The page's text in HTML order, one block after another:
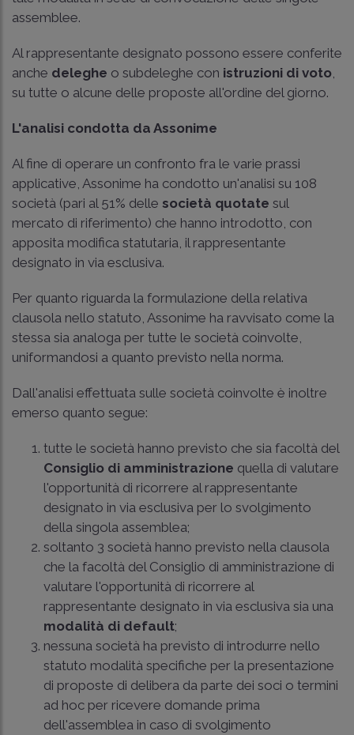
assemblee.
Al rappresentante designato possono essere conferite
anche deleghe o subdeleghe con istruzioni di voto
su tutte o alcune delle proposte all'ordine del giorno.
L'analisi condotta da Assonime
Al fine di operare un confronto fra le varie prassi
applicative, Assonime ha condotto un'analisi su 108
società (pari al 51% delle società quotate sul
mercato di riferimento) che hanno introdotto, con
apposita modifica statutaria, il rappresentante
designato in via esclusiva.
Per quanto riguarda la formulazione della relativa
clausola nello statuto, Assonime ha ravvisato come la
stessa sia analoga per tutte le società coinvolte,
uniformandosi a quanto previsto nella norma.
Dall'analisi effettuata sulle società coinvolte è inoltre
emerso quanto segue:
tutte le società hanno previsto che sia facoltà del
Consiglio di amministrazione quella di valutare
l'opportunità di ricorrere al rappresentante
designato in via esclusiva per lo svolgimento
della singola assemblea;
soltanto 3 società hanno previsto nella clausola
che la facoltà del Consiglio di amministrazione di
valutare l'opportunità di ricorrere al
rappresentante designato in via esclusiva sia una
modalità di default;
nessuna società ha previsto di introdurre nello
statuto modalità specifiche per la presentazione
di proposte di delibera da parte dei soci o termini
ad hoc per ricevere domande prima
dell'assemblea in caso di svolgimento